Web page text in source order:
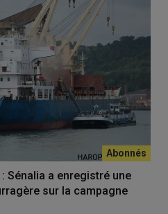
Sénalia a enregistré une
sur la campagne